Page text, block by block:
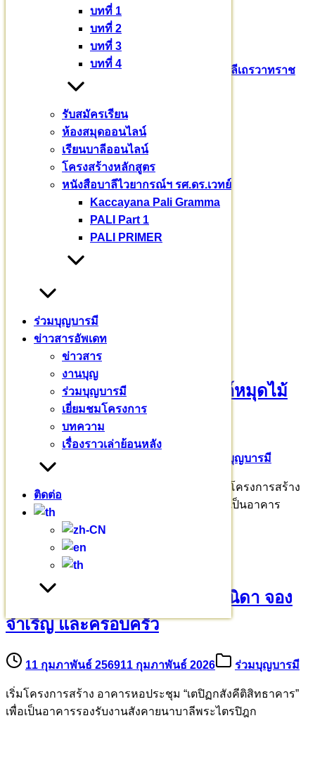
บทที่ 1
บทที่ 2
บทที่ 3
บทที่ 4
รับสมัครเรียน
ห้องสมุดออนไลน์
เรียนบาลีออนไลน์
โครงสร้างหลักสูตร
หนังสือบาลีไวยากรณ์ฯ รศ.ดร.เวทย์
Kaccayana Pali Gramma
PALI Part 1
PALI PRIMER
ร่วมบุญบารมี
ข่าวสารอัพเดท
ข่าวสาร
งานบุญ
ร่วมบุญบารมี
เยี่ยมชมโครงการ
บทความ
เรื่องราวเล่าย้อนหลัง
ติดต่อ
อนุโมทนาบุญครับ
บาลีเถรวาท
มหาวชิราลงกรณ​บาลี​เถรวาท​ราช​
สามเณรสีหะ
หมวดหมู่
ข่าวสาร
(235)
(18)
(80)
พระมหากรุณาธิคุณ
(76)
ร่วมบุญบารมี (720)
เรียนบาลี(3)
บทความอื่นๆ
ขออนุโมทนาบุญเจ้าภาพอุปถัมภ์หมุดไม้
มงคล 209 ต้น
ร่วมบุญบารมี
มหาวชิราลงกรณบาลีเถรวาทราชวิทยาลัย เริ่มโครงการสร้าง
อาคารหอประชุม “เตปิฏกสังคีติสิทธาคาร” เพื่อเป็นอาคาร
ขออนุโมทนาบุญคุณธนญ คุณวนิดา จอง
จำเริญ และครอบครัว
11 กุมภาพันธ์ 256911 กุมภาพันธ์ 2026 ร่วมบุญบารมี
เริ่มโครงการสร้าง อาคารหอประชุม “เตปิฏกสังคีติสิทธาคาร”
เพื่อเป็นอาคารรองรับงานสังคายนาบาลีพระไตรปิฎก